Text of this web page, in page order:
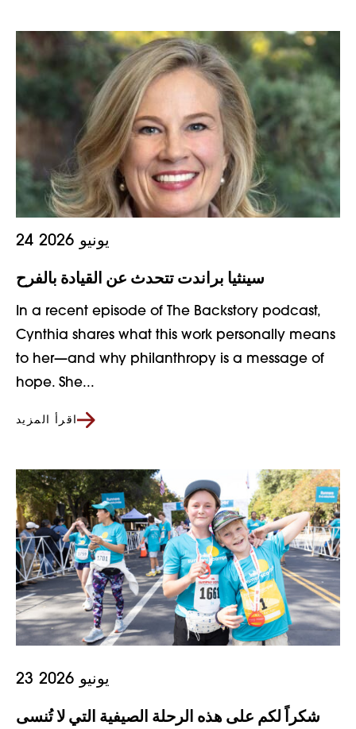
24 يونيو 2026
سينثيا براندت تتحدث عن القيادة بالفرح
In a recent episode of The Backstory podcast,
Cynthia shares what this work personally means
to her—and why philanthropy is a message of
hope. She...
اقرأ المزيد
23 يونيو 2026